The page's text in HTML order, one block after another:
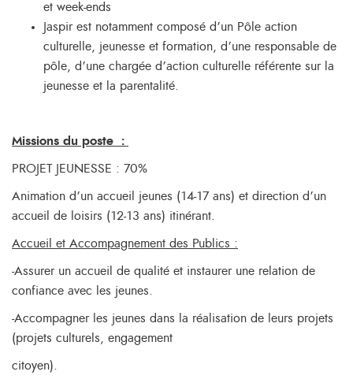
et week-ends
Jaspir est notamment composé d’un Pôle action
culturelle, jeunesse et formation, d’une responsable de
pôle, d’une chargée d’action culturelle référente sur la
jeunesse et la parentalité.
Missions du poste :
PROJET JEUNESSE : 70%
Animation d’un accueil jeunes (14-17 ans) et direction d’un
accueil de loisirs (12-13 ans) itinérant.
Accueil et Accompagnement des Publics :
-Assurer un accueil de qualité et instaurer une relation de
confiance avec les jeunes.
-Accompagner les jeunes dans la réalisation de leurs projets
(projets culturels, engagement
citoyen).